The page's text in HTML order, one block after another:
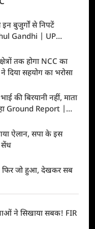
बुजुर्गों से निपटें
Gandhi | UP
तक होगा NCC का
दिया सहयोग का भरोसा
की बिरयानी नहीं, माता
Ground Report |
ऐलान, सपा के इस
सेंध
फिर जो हुआ, देखकर सब
ने सिखाया सबक! FIR